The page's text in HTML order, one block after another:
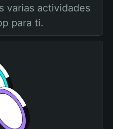
varias actividades
para ti.